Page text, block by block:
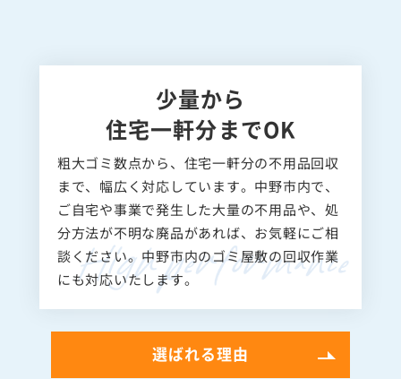
少量から
住宅一軒分までOK
粗大ゴミ数点から、住宅一軒分の不用品回収
まで、幅広く対応しています。中野市内で、
ご自宅や事業で発生した大量の不用品や、処
分方法が不明な廃品があれば、お気軽にご相
談ください。中野市内のゴミ屋敷の回収作業
にも対応いたします。
選ばれる理由